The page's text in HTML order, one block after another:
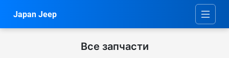
Japan Jeep
Все запчасти